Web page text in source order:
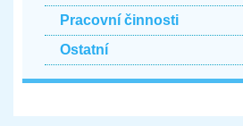
Pracovní činnosti
Ostatní